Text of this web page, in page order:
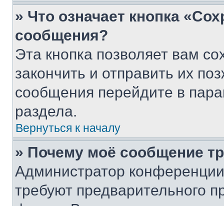
» Что означает кнопка
сообщения?
Эта кнопка позволяет вам
закончить и отправить их
сообщения перейдите в
раздела.
Вернуться к началу
» Почему моё сообщение
Администратор
требуют предварительного